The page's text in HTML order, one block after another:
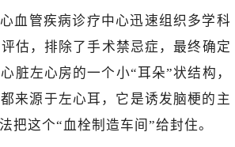
血管疾病诊疗中心迅速组织多学科
估，排除了手术禁忌症，最终确定
脏左心房的一个小“耳朵”状结构，
来源于左心耳，它是诱发脑梗的主
把这个“血栓制造车间”给封住。